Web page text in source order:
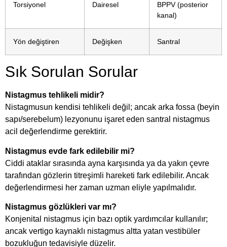
Torsiyonel Dairesel
BPPV (posterior
kanal)
Yön değiştiren Değişken Santral
Sık Sorulan Sorular
Nistagmus tehlikeli midir?
Nistagmusun kendisi tehlikeli değil; ancak arka fossa (beyin
sapı/serebelum) lezyonunu işaret eden santral nistagmus
acil değerlendirme gerektirir.
Nistagmus evde fark edilebilir mi?
Ciddi ataklar sırasında ayna karşısında ya da yakın çevre
tarafından gözlerin titreşimli hareketi fark edilebilir. Ancak
değerlendirmesi her zaman uzman eliyle yapılmalıdır.
Nistagmus gözlükleri var mı?
Konjenital nistagmus için bazı optik yardımcılar kullanılır;
ancak vertigo kaynaklı nistagmus altta yatan vestibüler
bozukluğun tedavisiyle düzelir.